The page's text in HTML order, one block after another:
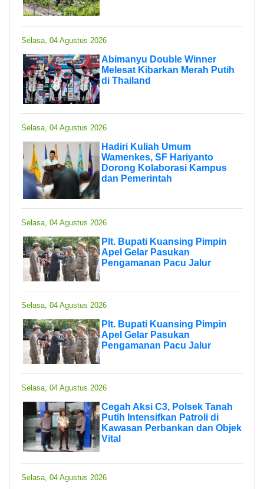
Selasa, 04 Agustus 2026
Abimanyu Double Winner
Melesat Kibarkan Merah Putih
di Thailand
Selasa, 04 Agustus 2026
Hadiri Kuliah Umum
Wamenkes, SF Hariyanto
Dorong Kolaborasi Kampus
dan Pemerintah
Selasa, 04 Agustus 2026
Plt. Bupati Kuansing Pimpin
Apel Gelar Pasukan
Pengamanan Pacu Jalur
Selasa, 04 Agustus 2026
Plt. Bupati Kuansing Pimpin
Apel Gelar Pasukan
Pengamanan Pacu Jalur
Selasa, 04 Agustus 2026
Cegah Aksi C3, Polsek Tanah
Putih Intensifkan Patroli di
Kawasan Perbankan dan Objek
Vital
Selasa, 04 Agustus 2026